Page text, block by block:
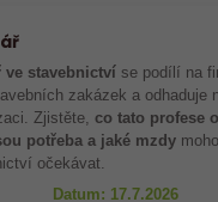
ve stavebnictví se podílí na
zakázek a odhaduje
Zjistěte,co tato profese
potřeba a jaké mzdy
očekávat.
Datum: 17.7.2026